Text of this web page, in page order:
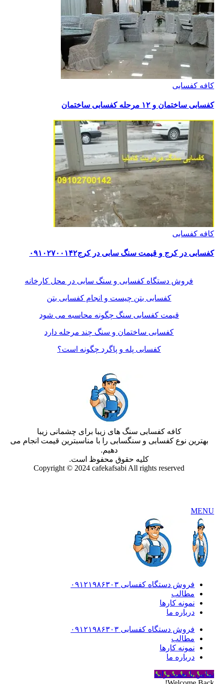
کافه کفسابی
کفسابی ساختمان و ۱۲ مرحله کفسابی ساختمان
کافه کفسابی
کفسابی در کرج و قیمت سنگ سابی در کرج۰۹۱۰۲۷۰۰۱۴۲
فروش دستگاه کفسابی و سنگ سابی در محل کارخانه
کفسابی بتن چیست و انجام کفسابی بتن
قیمت کفسابی سنگ چگونه محاسبه می شود
کفسابی ساختمان و سنگ چند مرحله دارد
کفسابی پله و پاگرد چگونه است؟
کافه کفسابی سنگ های زیبا برای چشمانی زیبا
بهترین نوع کفسابی و سنگسابی را با مناسبترین قیمت انجام می
دهیم.
کلیه حقوق محفوظ است.
Copyright © 2024 cafekafsabi All rights reserved
MENU
فروش دستگاه کفسابی ۰۹۱۲۱۹۸۶۳۰۳
مطالب
نمونه کارها
درباره ما
فروش دستگاه کفسابی ۰۹۱۲۱۹۸۶۳۰۳
مطالب
نمونه کارها
درباره ما
تماس با نعمت زاده